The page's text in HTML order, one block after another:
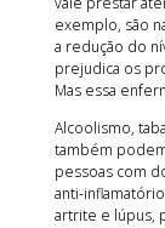
exemplo, são
a redução do
prejudica os
Mas essa
Alcoolismo,
também
pessoas com
anti-
artrite e lúpus,